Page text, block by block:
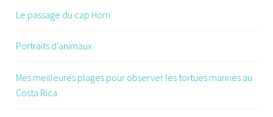
Le passage du cap Horn
Portraits d’animaux
Mes meilleures plages pour observer les tortues marines au
Costa Rica